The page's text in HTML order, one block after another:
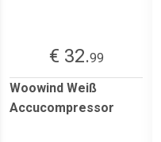
€ 32.99
Woowind Weiß
Accucompressor